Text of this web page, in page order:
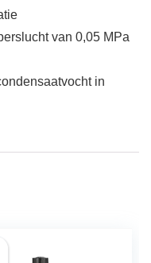
van 0,05 MPa
in